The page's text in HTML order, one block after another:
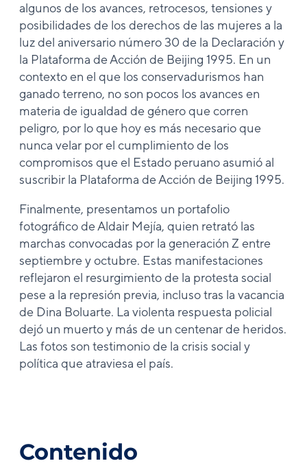
algunos de los avances, retrocesos, tensiones y
posibilidades de los derechos de las mujeres a la
luz del aniversario número 30 de la Declaración y
la Plataforma de Acción de Beijing 1995. En un
contexto en el que los conservadurismos han
ganado terreno, no son pocos los avances en
materia de igualdad de género que corren
peligro, por lo que hoy es más necesario que
nunca velar por el cumplimiento de los
compromisos que el Estado peruano asumió al
suscribir la Plataforma de Acción de Beijing 1995.
Finalmente, presentamos un portafolio
fotográfico de Aldair Mejía, quien retrató las
marchas convocadas por la generación Z entre
septiembre y octubre. Estas manifestaciones
reflejaron el resurgimiento de la protesta social
pese a la represión previa, incluso tras la vacancia
de Dina Boluarte. La violenta respuesta policial
dejó un muerto y más de un centenar de heridos.
Las fotos son testimonio de la crisis social y
política que atraviesa el país.
Contenido